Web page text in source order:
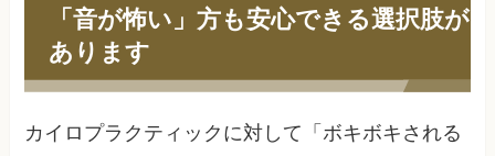
「音が怖い」方も安心できる選択肢が
あります
カイロプラクティックに対して「ボキボキされる